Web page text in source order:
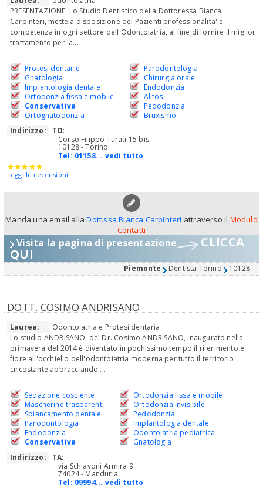
PRESENTAZIONE: Lo Studio Dentistico della Dottoressa Bianca
Carpinteri, mette a disposizione dei Pazienti professionalita' e
competenza in ogni settore dell'Odontoiatria, al fine di fornire il miglior
trattamento per la...
Protesi dentarie
Gnatologia
Implantologia dentale
Ortodonzia fissa e mobile
Conservativa
Ortognatodonzia
Parodontologia
Chirurgia orale
Endodonzia
Alitosi
Pedodonzia
Bruxismo
Indirizzo:
TO:
Corso Filippo Turati 15 bis
10128 - Torino
Tel: 01158... vedi tutto
Leggi le recensioni
Manda una email allaDott.ssa Bianca Carpinteri attraverso il Modulo
Contatti
Visita la pagina di presentazione CLICCA
QUI
Piemonte Dentista Torino 10128
DOTT. COSIMO ANDRISANO
Laurea:
Odontoiatria e Protesi dentaria
Lo studio ANDRISANO, del Dr. Cosimo ANDRISANO, inaugurato nella
primavera del 2014 è diventato in pochissimo tempo il riferimento e
fiore all'occhiello dell'odontoiatria moderna per tutto il territorio
circostante abbracciando ...
Sedazione cosciente
Mascherine trasparenti
Sbiancamento dentale
Parodontologia
Endodonzia
Conservativa
Ortodonzia fissa e mobile
Ortodonzia invisibile
Pedodonzia
Implantologia dentale
Odontoiatria pediatrica
Gnatologia
Indirizzo:
TA:
via Schiavoni Armira 9
74024 - Manduria
Tel: 09994... vedi tutto